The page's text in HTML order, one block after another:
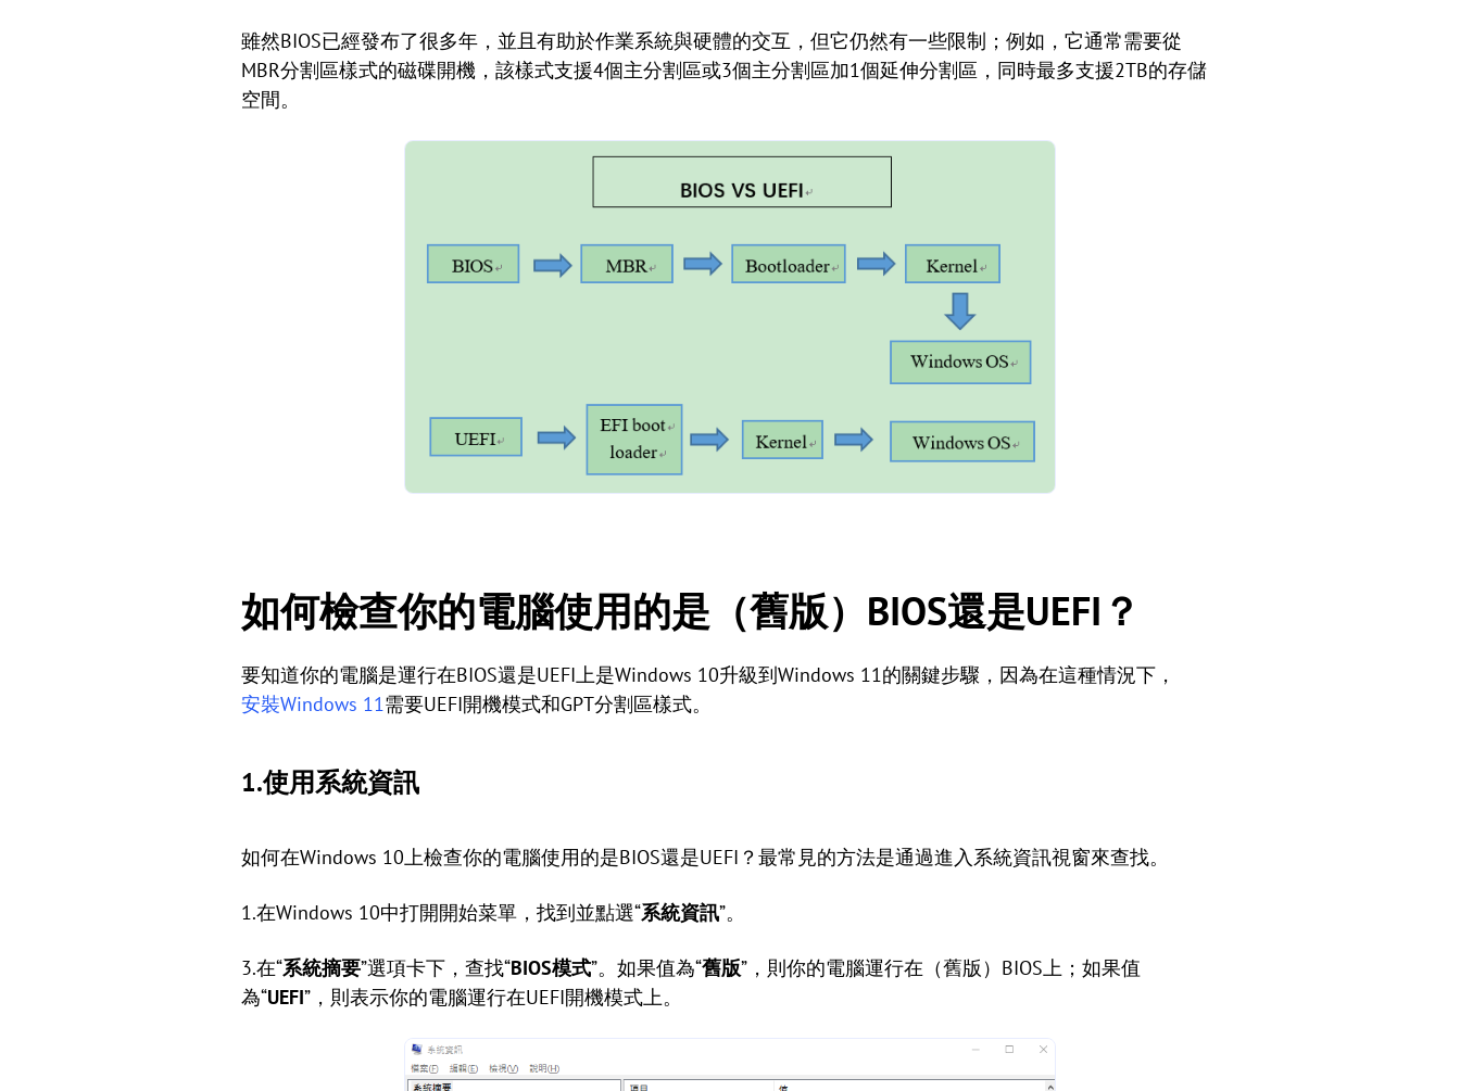
雖然BIOS已經發布了很多年，並且有助於作業系統與硬體的交互，但它仍然有一些限制；例如，它通常需要從
MBR分割區樣式的磁碟開機，該樣式支援4個主分割區或3個主分割區加1個延伸分割區，同時最多支援2TB的存儲
空間。
如何檢查你的電腦使用的是（舊版）BIOS還是UEFI？
要知道你的電腦是運行在BIOS還是UEFI上是Windows 10升級到Windows 11的關鍵步驟，因為在這種情況下，
安裝Windows 11需要UEFI開機模式和GPT分割區樣式。
1.使用系統資訊
如何在Windows 10上檢查你的電腦使用的是BIOS還是UEFI？最常見的方法是通過進入系統資訊視窗來查找。
1.在Windows 10中打開開始菜單，找到並點選“系統資訊”。
3.在“系統摘要”選項卡下，查找“BIOS模式”。如果值為“舊版”，則你的電腦運行在（舊版）BIOS上；如果值
為“UEFI”，則表示你的電腦運行在UEFI開機模式上。